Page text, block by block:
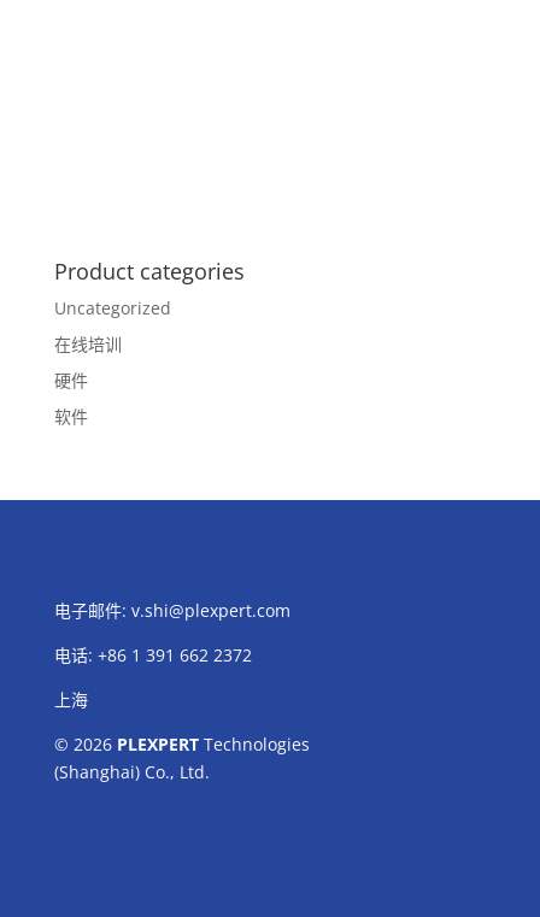
Product categories
Uncategorized
在线培训
硬件
软件
电子邮件: v.shi@plexpert.com
电话: +86 1 391 662 2372
上海
© 2026 PLEXPERTTechnologies
(Shanghai) Co., Ltd.